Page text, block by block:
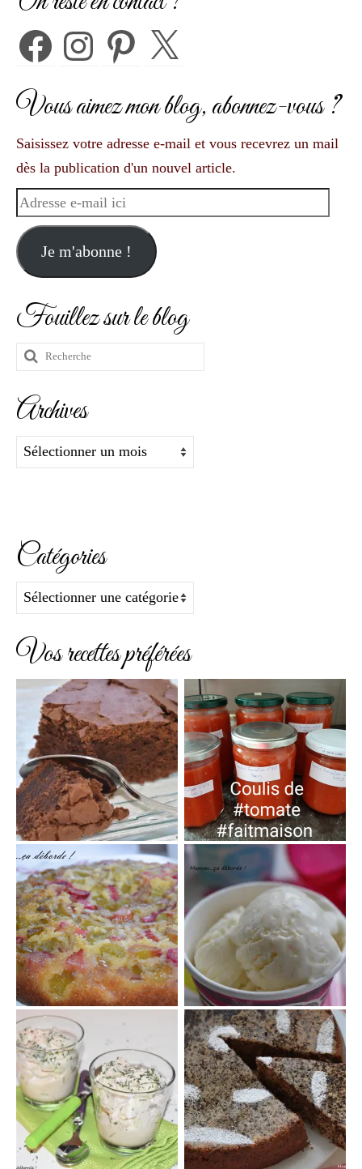
FacebookInstagramPinterest X
Vous aimez mon blog, abonnez-vous ?
Saisissez votre adresse e-mail et vous recevrez un mail
dès la publication d'un nouvel article.
Adresse
mail
ici
Je m'abonne !
Fouillez sur le blog
Rechercher
Archives
Archives
Catégories
Catégories
Vos recettes préférées